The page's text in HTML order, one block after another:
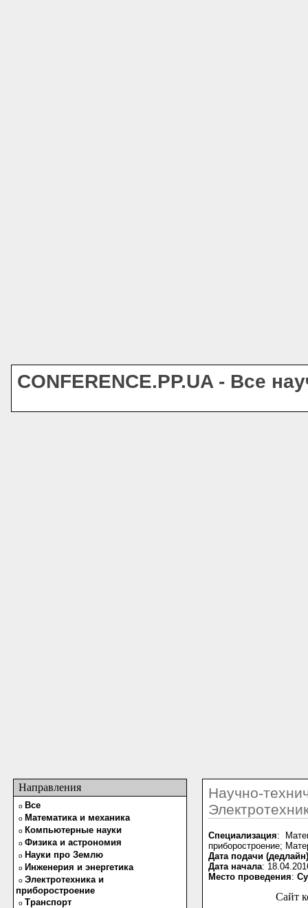
CONFERENCE.PP.UA - Все
Направления
o Все
o Математика и механика
o Компьютерные науки
o Физика и астрономия
o Науки про Землю
o Инженерия и энергетика
o Электротехника и
приборостроение
o Транспорт
Научно-
Специализация:
приборостроение;
Дата подачи (дедлайн)
Дата начала:
Место проведения:
Сайт